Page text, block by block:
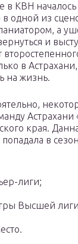
в КВН
в одной из
а
и
в
на жизнь.
Астрахани
края.
в
лиги;
Высшей